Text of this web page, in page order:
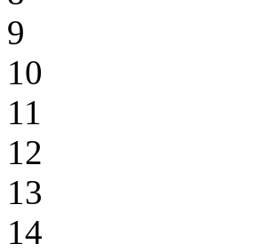
9
10
11
12
13
14